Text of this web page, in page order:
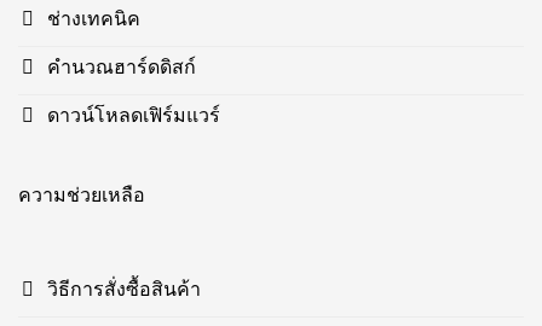
ช่างเทคนิค
คำนวณฮาร์ดดิสก์
ดาวน์โหลดเฟิร์มแวร์
ความช่วยเหลือ
วิธีการสั่งซื้อสินค้า